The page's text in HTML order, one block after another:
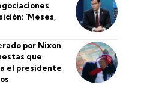
‘Meses,
por Nixon
que
el presidente